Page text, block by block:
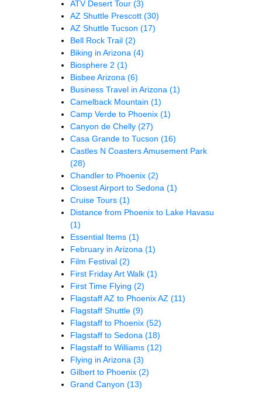
ATV Desert Tour (3)
AZ Shuttle Prescott (30)
AZ Shuttle Tucson (17)
Bell Rock Trail (2)
Biking in Arizona (4)
Biosphere 2 (1)
Bisbee Arizona (6)
Business Travel in Arizona (1)
Camelback Mountain (1)
Camp Verde to Phoenix (1)
Canyon de Chelly (27)
Casa Grande to Tucson (16)
Castles N Coasters Amusement Park
(28)
Chandler to Phoenix (2)
Closest Airport to Sedona (1)
Cruise Tours (1)
Distance from Phoenix to Lake Havasu
(1)
Essential Items (1)
February in Arizona (1)
Film Festival (2)
First Friday Art Walk (1)
First Time Flying (2)
Flagstaff AZ to Phoenix AZ (11)
Flagstaff Shuttle (9)
Flagstaff to Phoenix (52)
Flagstaff to Sedona (18)
Flagstaff to Williams (12)
Flying in Arizona (3)
Gilbert to Phoenix (2)
Grand Canyon (13)